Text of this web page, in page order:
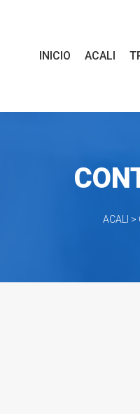
INICIO ACALI
ACALI >